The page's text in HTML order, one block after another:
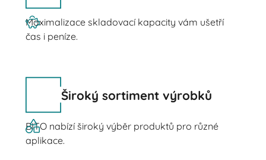
Maximalizace skladovací kapacity vám ušetří
čas i peníze.
Široký sortiment výrobků
BITO nabízí široký výběr produktů pro různé
aplikace.